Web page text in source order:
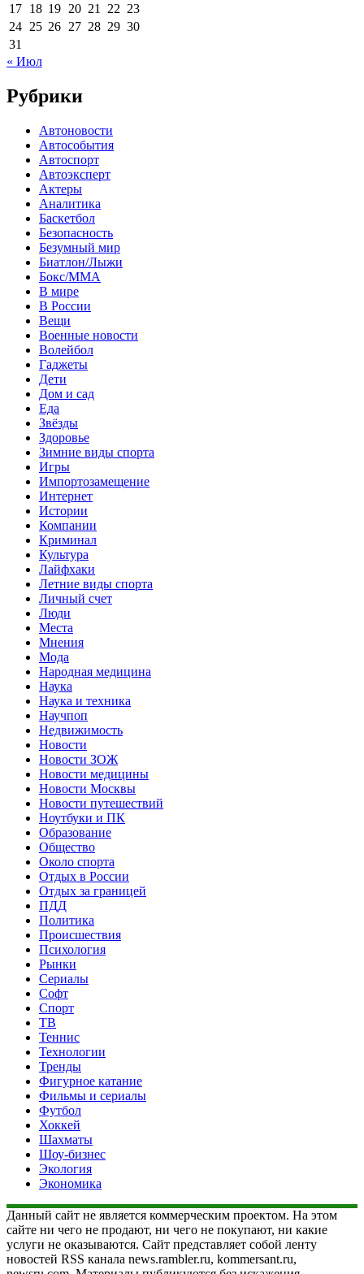
17 18 19 20 21 22 23
24 25 26 27 28 29 30
31
« Июл
Рубрики
Автоновости
Автособытия
Автоспорт
Автоэксперт
Актеры
Аналитика
Баскетбол
Безопасность
Безумный мир
Биатлон/Лыжи
Бокс/MMA
В мире
В России
Вещи
Военные новости
Волейбол
Гаджеты
Дети
Дом и сад
Еда
Звёзды
Здоровье
Зимние виды спорта
Игры
Импортозамещение
Интернет
Истории
Компании
Криминал
Культура
Лайфхаки
Летние виды спорта
Личный счет
Люди
Места
Мнения
Мода
Народная медицина
Наука
Наука и техника
Научпоп
Недвижимость
Новости
Новости ЗОЖ
Новости медицины
Новости Москвы
Новости путешествий
Ноутбуки и ПК
Образование
Общество
Около спорта
Отдых в России
Отдых за границей
ПДД
Политика
Происшествия
Психология
Рынки
Сериалы
Софт
Спорт
ТВ
Теннис
Технологии
Тренды
Фигурное катание
Фильмы и сериалы
Футбол
Хоккей
Шахматы
Шоу-бизнес
Экология
Экономика
Данный сайт не является коммерческим проектом. На этом
сайте ни чего не продают, ни чего не покупают, ни какие
услуги не оказываются. Сайт представляет собой ленту
новостей RSS канала news.rambler.ru, kommersant.ru,